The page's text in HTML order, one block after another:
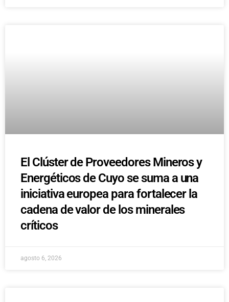
El Clúster de Proveedores Mineros y
Energéticos de Cuyo se suma a una
iniciativa europea para fortalecer la
cadena de valor de los minerales
críticos
agosto 6, 2026